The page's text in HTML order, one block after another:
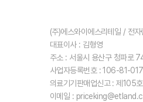
(주)에스와이에스리테일 / 전자
대표이사 : 김형영
주소 : 서울시 용산구 청파로
사업자등록번호 : 106-81-
의료기기판매업신고 : 제105
이메일 :